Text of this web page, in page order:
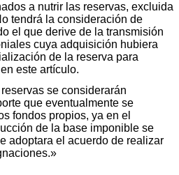
a nutrir las reservas, excluida
tendrá la consideración de
el que derive de la transmisión
cuya adquisición hubiera
de la reserva para
este artículo.
se considerarán
que eventualmente se
fondos propios, ya en el
de la base imponible se
adoptara el acuerdo de realizar